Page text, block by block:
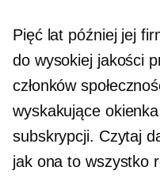
Pięć lat później jej
do wysokiej jakości
członków
wyskakujące
subskrypcji. Czytaj
jak ona to wszystko